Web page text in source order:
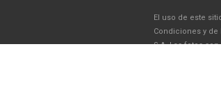
El uso de este
Condiciones y de
S.A. Las fotos